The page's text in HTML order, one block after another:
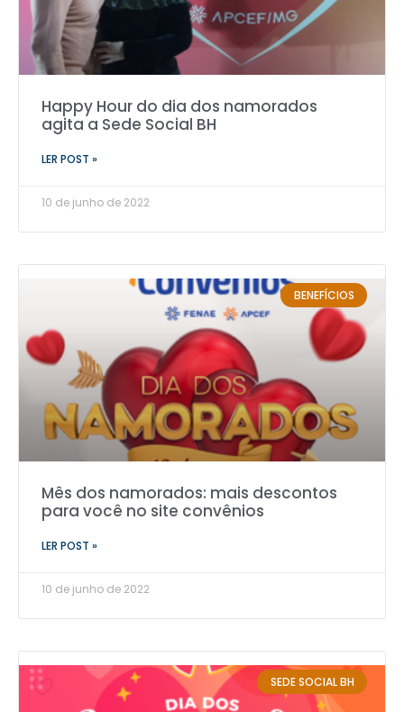
Happy Hour do dia dos namorados
agita a Sede Social BH
LER POST »
10 de junho de 2022
BENEFÍCIOS
Mês dos namorados: mais descontos
para você no site convênios
LER POST »
10 de junho de 2022
SEDE SOCIAL BH